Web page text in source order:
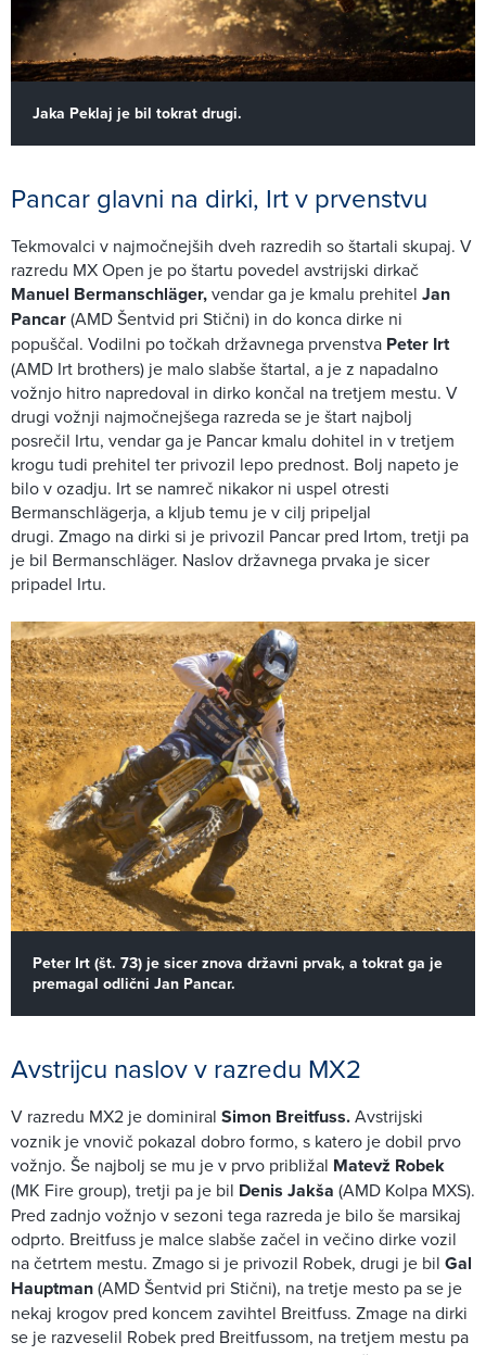
Jaka Peklaj je bil tokrat drugi.
Pancar glavni na dirki, Irt v prvenstvu
Tekmovalci v najmočnejših dveh razredih so štartali skupaj. V
razredu MX Open je po štartu povedel avstrijski dirkač
Manuel Bermanschläger,vendar ga je kmalu prehitel Jan
Pancar(AMD Šentvid pri Stični) in do konca dirke ni
popuščal. Vodilni po točkah državnega prvenstva Peter Irt
(AMD Irt brothers) je malo slabše štartal, a je z napadalno
vožnjo hitro napredoval in dirko končal na tretjem mestu. V
drugi vožnji najmočnejšega razreda se je štart najbolj
posrečil Irtu, vendar ga je Pancar kmalu dohitel in v tretjem
krogu tudi prehitel ter privozil lepo prednost. Bolj napeto je
bilo v ozadju. Irt se namreč nikakor ni uspel otresti
Bermanschlägerja, a kljub temu je v cilj pripeljal
drugi. Zmago na dirki si je privozil Pancar pred Irtom, tretji pa
je bil Bermanschläger. Naslov državnega prvaka je sicer
pripadel Irtu.
Peter Irt (št. 73) je sicer znova državni prvak, a tokrat ga je
premagal odlični Jan Pancar.
Avstrijcu naslov v razredu MX2
V razredu MX2 je dominiral Simon Breitfuss.Avstrijski
voznik je vnovič pokazal dobro formo, s katero je dobil prvo
vožnjo. Še najbolj se mu je v prvo približal Matevž Robek
(MK Fire group), tretji pa je bil Denis Jakša (AMD Kolpa MXS).
Pred zadnjo vožnjo v sezoni tega razreda je bilo še marsikaj
odprto. Breitfuss je malce slabše začel in večino dirke vozil
na četrtem mestu. Zmago si je privozil Robek, drugi je bil Gal
Hauptman(AMD Šentvid pri Stični), na tretje mesto pa se je
nekaj krogov pred koncem zavihtel Breitfuss. Zmage na dirki
se je razveselil Robek pred Breitfussom, na tretjem mestu pa